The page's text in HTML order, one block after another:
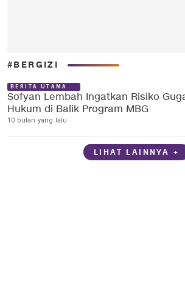
#BERGIZI
BERITA UTAMA
Sofyan Lembah Ingatkan Risiko
Hukum di Balik Program MBG
10 bulan yang lalu
LIHAT LAINNYA +